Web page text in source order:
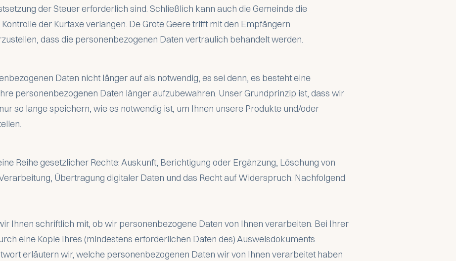
der Steuer erforderlich sind. Schließlich kann auch die Gemeinde die
der Kurtaxe verlangen. De Grote Geere trifft mit den Empfängern
dass die personenbezogenen Daten vertraulich behandelt werden.
Daten nicht länger auf als notwendig, es sei denn, es besteht eine
personenbezogenen Daten länger aufzubewahren. Unser Grundprinzip ist, dass wir
so lange speichern, wie es notwendig ist, um Ihnen unsere Produkte und/oder
Reihe gesetzlicher Rechte: Auskunft, Berichtigung oder Ergänzung, Löschung von
Übertragung digitaler Daten und das Recht auf Widerspruch. Nachfolgend
Ihnen schriftlich mit, ob wir personenbezogene Daten von Ihnen verarbeiten. Bei Ihrer
eine Kopie Ihres (mindestens erforderlichen Daten des) Ausweisdokuments
erläutern wir, welche personenbezogenen Daten wir von Ihnen verarbeitet haben